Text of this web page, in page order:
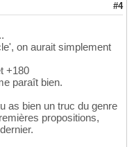
#4
on aurait simplement
+180
paraît bien.
as bien un truc du genre
propositions,